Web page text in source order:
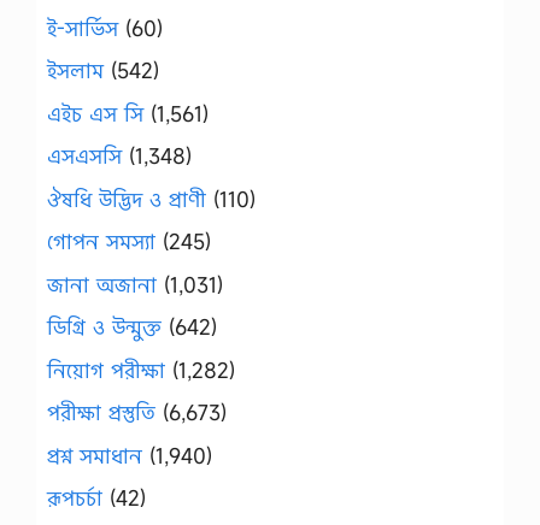
ই-সার্ভিস(60)
ইসলাম(542)
এইচ এস সি(1,561)
এসএসসি(1,348)
ঔষধি উদ্ভিদ ও প্রাণী (110)
গোপন সমস্যা (245)
জানা অজানা (1,031)
ডিগ্রি ও উন্মুক্ত (642)
নিয়োগ পরীক্ষা (1,282)
পরীক্ষা প্রস্তুতি (6,673)
প্রশ্ন সমাধান (1,940)
রূপচর্চা (42)